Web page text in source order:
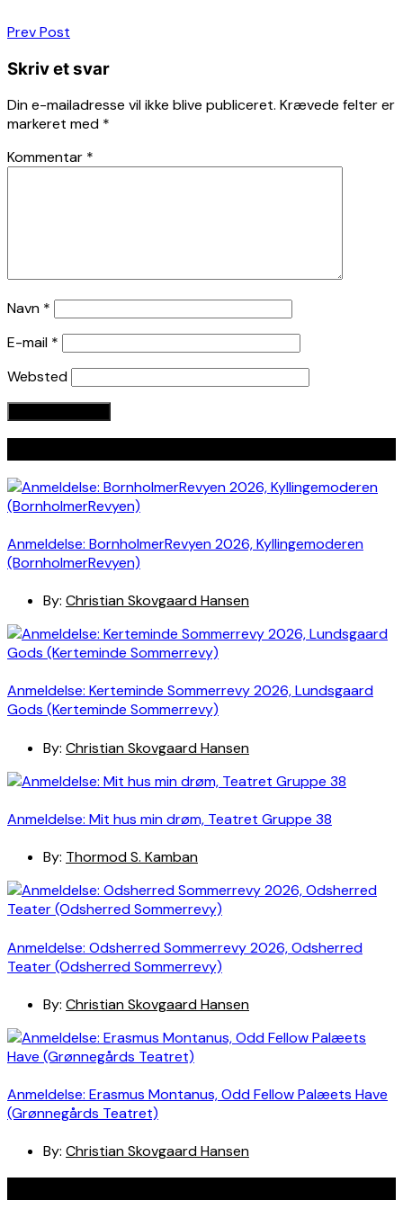
Indlægsnavigation
Prev Post
Skriv et svar
Din e-mailadresse vil ikke blive publiceret. Krævede felter er
markeret med *
Kommentar *
Navn *
E-mail *
Websted
Anmeldelse: BornholmerRevyen 2026, Kyllingemoderen
(BornholmerRevyen)
By: Christian Skovgaard Hansen
Anmeldelse: Kerteminde Sommerrevy 2026, Lundsgaard
Gods (Kerteminde Sommerrevy)
By: Christian Skovgaard Hansen
Anmeldelse: Mit hus min drøm, Teatret Gruppe 38
By: Thormod S. Kamban
Anmeldelse: Odsherred Sommerrevy 2026, Odsherred
Teater (Odsherred Sommerrevy)
By: Christian Skovgaard Hansen
Anmeldelse: Erasmus Montanus, Odd Fellow Palæets Have
(Grønnegårds Teatret)
By: Christian Skovgaard Hansen